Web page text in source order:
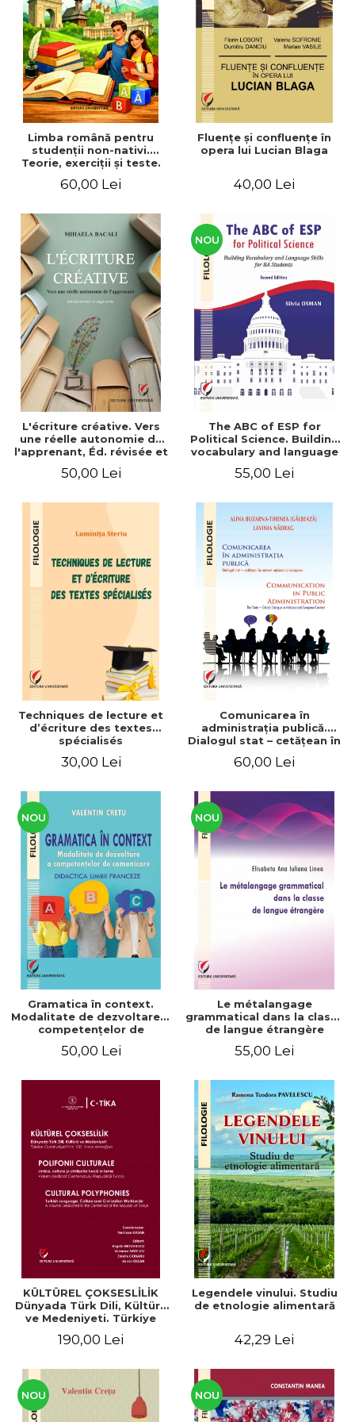
ADMINISTRATIVE
ȘTIINȚE ECONOMICE
ȘTIINȚE EXACTE
EDUCAȚIE FIZICĂ ȘI SPORT
PREUNIVERSITARIA
TIMP LIBER
ÎN CURS DE APARIȚIE
NOUTĂȚI
PACHETE DE STUDIU
ULTIMELE EXEMPLARE
Cum Cumpăr
Livrare
Politica de Retur
Formular de Retur
Distribuitori
Limba română pentru
studenţii non-nativi.
Teorie, exerciţii şi teste.
60,00 Lei
Fluenţe şi confluenţe în
opera lui Lucian Blaga
40,00 Lei
L'écriture créative. Vers
une réelle autonomie de
l'apprenant, Éd. révisée et
50,00 Lei
NOU
The ABC of ESP for
Political Science. Building
vocabulary and language
55,00 Lei
Techniques de lecture et
d’écriture des textes
spécialisés
30,00 Lei
Comunicarea în
administraţia publică.
Dialogul stat – cetăţean în
european / Communication
The state-citizen dialogue
in national and European
context
60,00 Lei
NOU
Gramatica în context.
Modalitate de dezvoltare a
competenţelor de
limbii franceze
50,00 Lei
NOU
Le métalangage
grammatical dans la classe
de langue étrangère
55,00 Lei
KÜLTÜREL ÇOKSESLİLİK
Dünyada Türk Dili, Kültürü
ve Medeniyeti. Türkiye
Armağan/ POLIFONII
și civilizația turcă în lume.
Centenarului
190,00 Lei
Legendele vinului. Studiu
de etnologie alimentară
42,29 Lei
NOU NOU